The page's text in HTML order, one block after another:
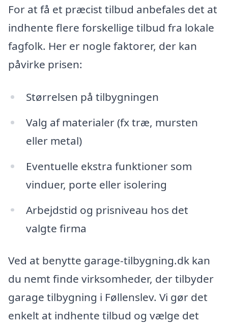
For at få et præcist tilbud anbefales det at
indhente flere forskellige tilbud fra lokale
fagfolk. Her er nogle faktorer, der kan
påvirke prisen:
Størrelsen på tilbygningen
Valg af materialer (fx træ, mursten
eller metal)
Eventuelle ekstra funktioner som
vinduer, porte eller isolering
Arbejdstid og prisniveau hos det
valgte firma
Ved at benytte garage-tilbygning.dk kan
du nemt finde virksomheder, der tilbyder
garage tilbygning i Føllenslev. Vi gør det
enkelt at indhente tilbud og vælge det